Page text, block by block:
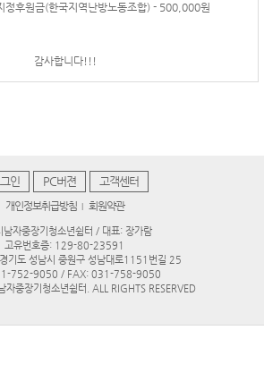
정후원금(한국지역난방노동조합) - 500,000원
감사합니다!!!
인 PC버젼 고객센터
개인정보취급방침 회원약관
남자중장기청소년쉼터 / 대표: 장가람
고유번호증: 129-80-23591
기도 성남시 중원구 성남대로1151번길 25
752-9050 / FAX: 031-758-9050
중장기청소년쉼터. ALL RIGHTS RESERVED